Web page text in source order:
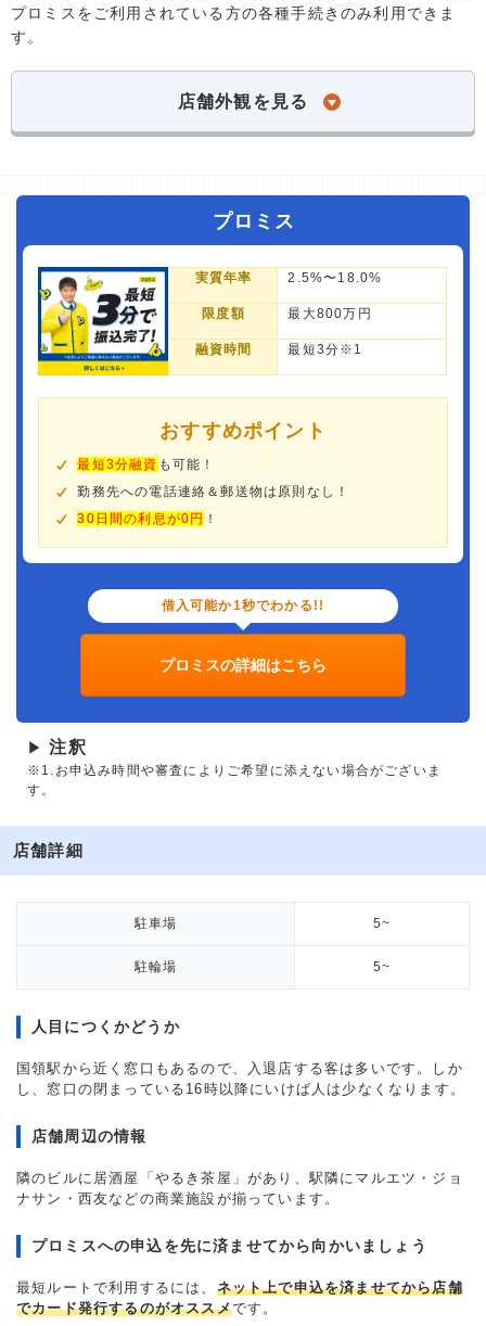
プロミスをご利用されている方の各種手続きのみ利用できま
す。
店舗外観を見る
プロミス
実質年率 2.5%〜18.0%
限度額 最大800万円
融資時間 最短3分※1
おすすめポイント
最短3分融資 も可能！
勤務先への電話連絡＆郵送物は原則なし！
30日間の利息が0円 ！
借入可能か1秒でわかる!!
プロミスの詳細はこちら
▶ 注釈
※1.お申込み時間や審査によりご希望に添えない場合がございま
す。
店舗詳細
駐車場 5~
駐輪場 5~
人目につくかどうか
国領駅から近く窓口もあるので、入退店する客は多いです。しか
し、窓口の閉まっている16時以降にいけば人は少なくなります。
店舗周辺の情報
隣のビルに居酒屋「やるき茶屋」があり、駅隣にマルエツ・ジョ
ナサン・西友などの商業施設が揃っています。
プロミスへの申込を先に済ませてから向かいましょう
最短ルートで利用するには、 ネット上で申込を済ませてから店舗
でカード発行するのがオススメです。